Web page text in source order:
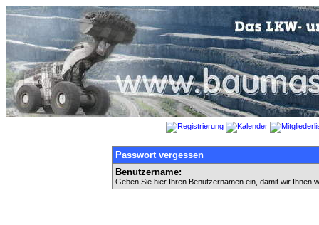
Passwort vergessen
Benutzername:
Geben Sie hier Ihren Benutzernamen ein, damit wir Ihnen